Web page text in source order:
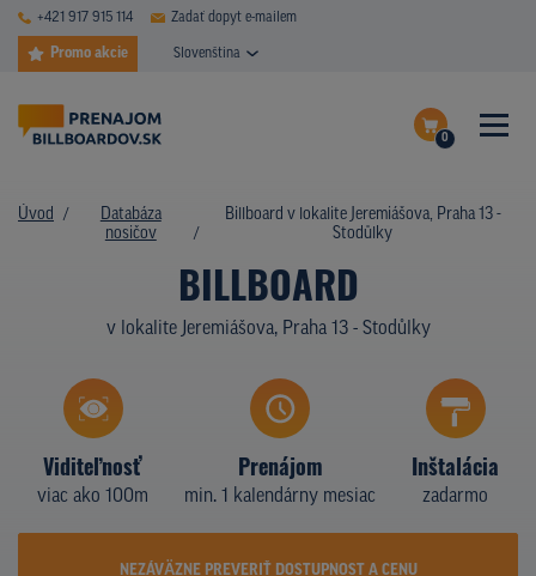
+421 917 915 114 Zadať dopyt e-mailem
Promo akcie Slovenština
0
Dokončiť dopyt
DATABÁZA NOSIČOV
PLOCHY V AKCII
CENY
TYPY NOSIČOV
KTO SME
KONTAKTY
Úvod
Databáza
nosičov
Billboard v lokalite Jeremiášova, Praha 13 -
Stodůlky
BILLBOARD
v lokalite Jeremiášova, Praha 13 - Stodůlky
Viditeľnosť
viac ako 100m
Prenájom
min. 1 kalendárny mesiac
Inštalácia
zadarmo
NEZÁVÄZNE PREVERIŤ DOSTUPNOST A CENU